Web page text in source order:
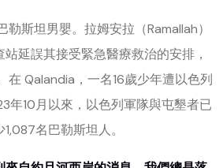
斯坦男嬰。拉姆安拉（Ramallah）
延誤其接受緊急醫療救治的安排，
在 Qalandia，一名16歲少年遭以色列
年10月以來，以色列軍隊與屯墾者已
名巴勒斯坦人。